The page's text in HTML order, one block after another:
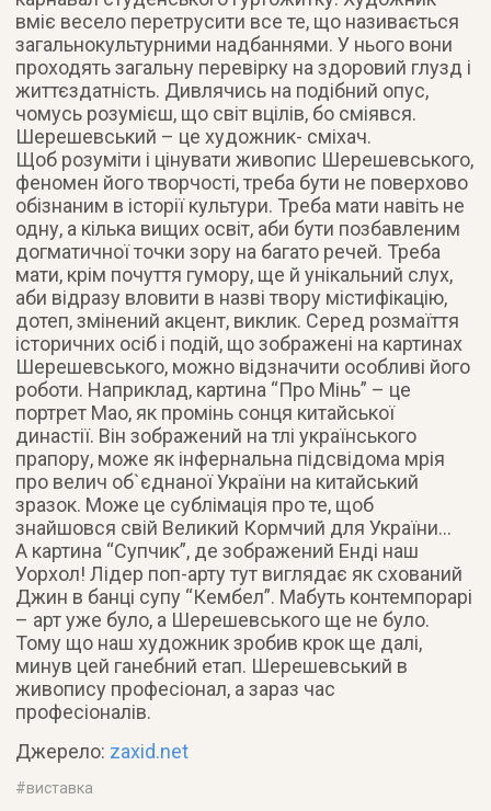
вміє весело перетрусити все те, що називається
загальнокультурними надбаннями. У нього вони
проходять загальну перевірку на здоровий глузд і
життєздатність. Дивлячись на подібний опус,
чомусь розумієш, що світ вцілів, бо сміявся.
Шерешевський – це художник- сміхач.
Щоб розуміти і цінувати живопис Шерешевського,
феномен його творчості, треба бути не поверхово
обізнаним в історії культури. Треба мати навіть не
одну, а кілька вищих освіт, аби бути позбавленим
догматичної точки зору на багато речей. Треба
мати, крім почуття гумору, ще й унікальний слух,
аби відразу вловити в назві твору містифікацію,
дотеп, змінений акцент, виклик. Серед розмаїття
історичних осіб і подій, що зображені на картинах
Шерешевського, можно відзначити особливі його
роботи. Наприклад, картина “Про Мінь” – це
портрет Мао, як промінь сонця китайської
династії. Він зображений на тлі українського
прапору, може як інфернальна підсвідома мрія
про велич об`єднаної України на китайський
зразок. Може це сублімація про те, щоб
знайшовся свій Великий Кормчий для України…
А картина “Супчик”, де зображений Енді наш
Уорхол! Лідер поп-арту тут виглядає як схований
Джин в банці супу “Кембел”. Мабуть контемпорарі
– арт уже було, а Шерешевського ще не було.
Тому що наш художник зробив крок ще далі,
минув цей ганебний етап. Шерешевський в
живопису професіонал, а зараз час
професіоналів.
Джерело: zaxid.net
#виставка